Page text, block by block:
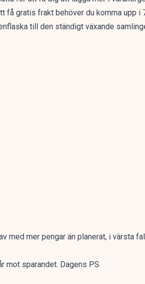
få gratis frakt behöver du komma upp i
till den ständigt växande
mer pengar än planerat, i värsta
mot sparandet. Dagens PS